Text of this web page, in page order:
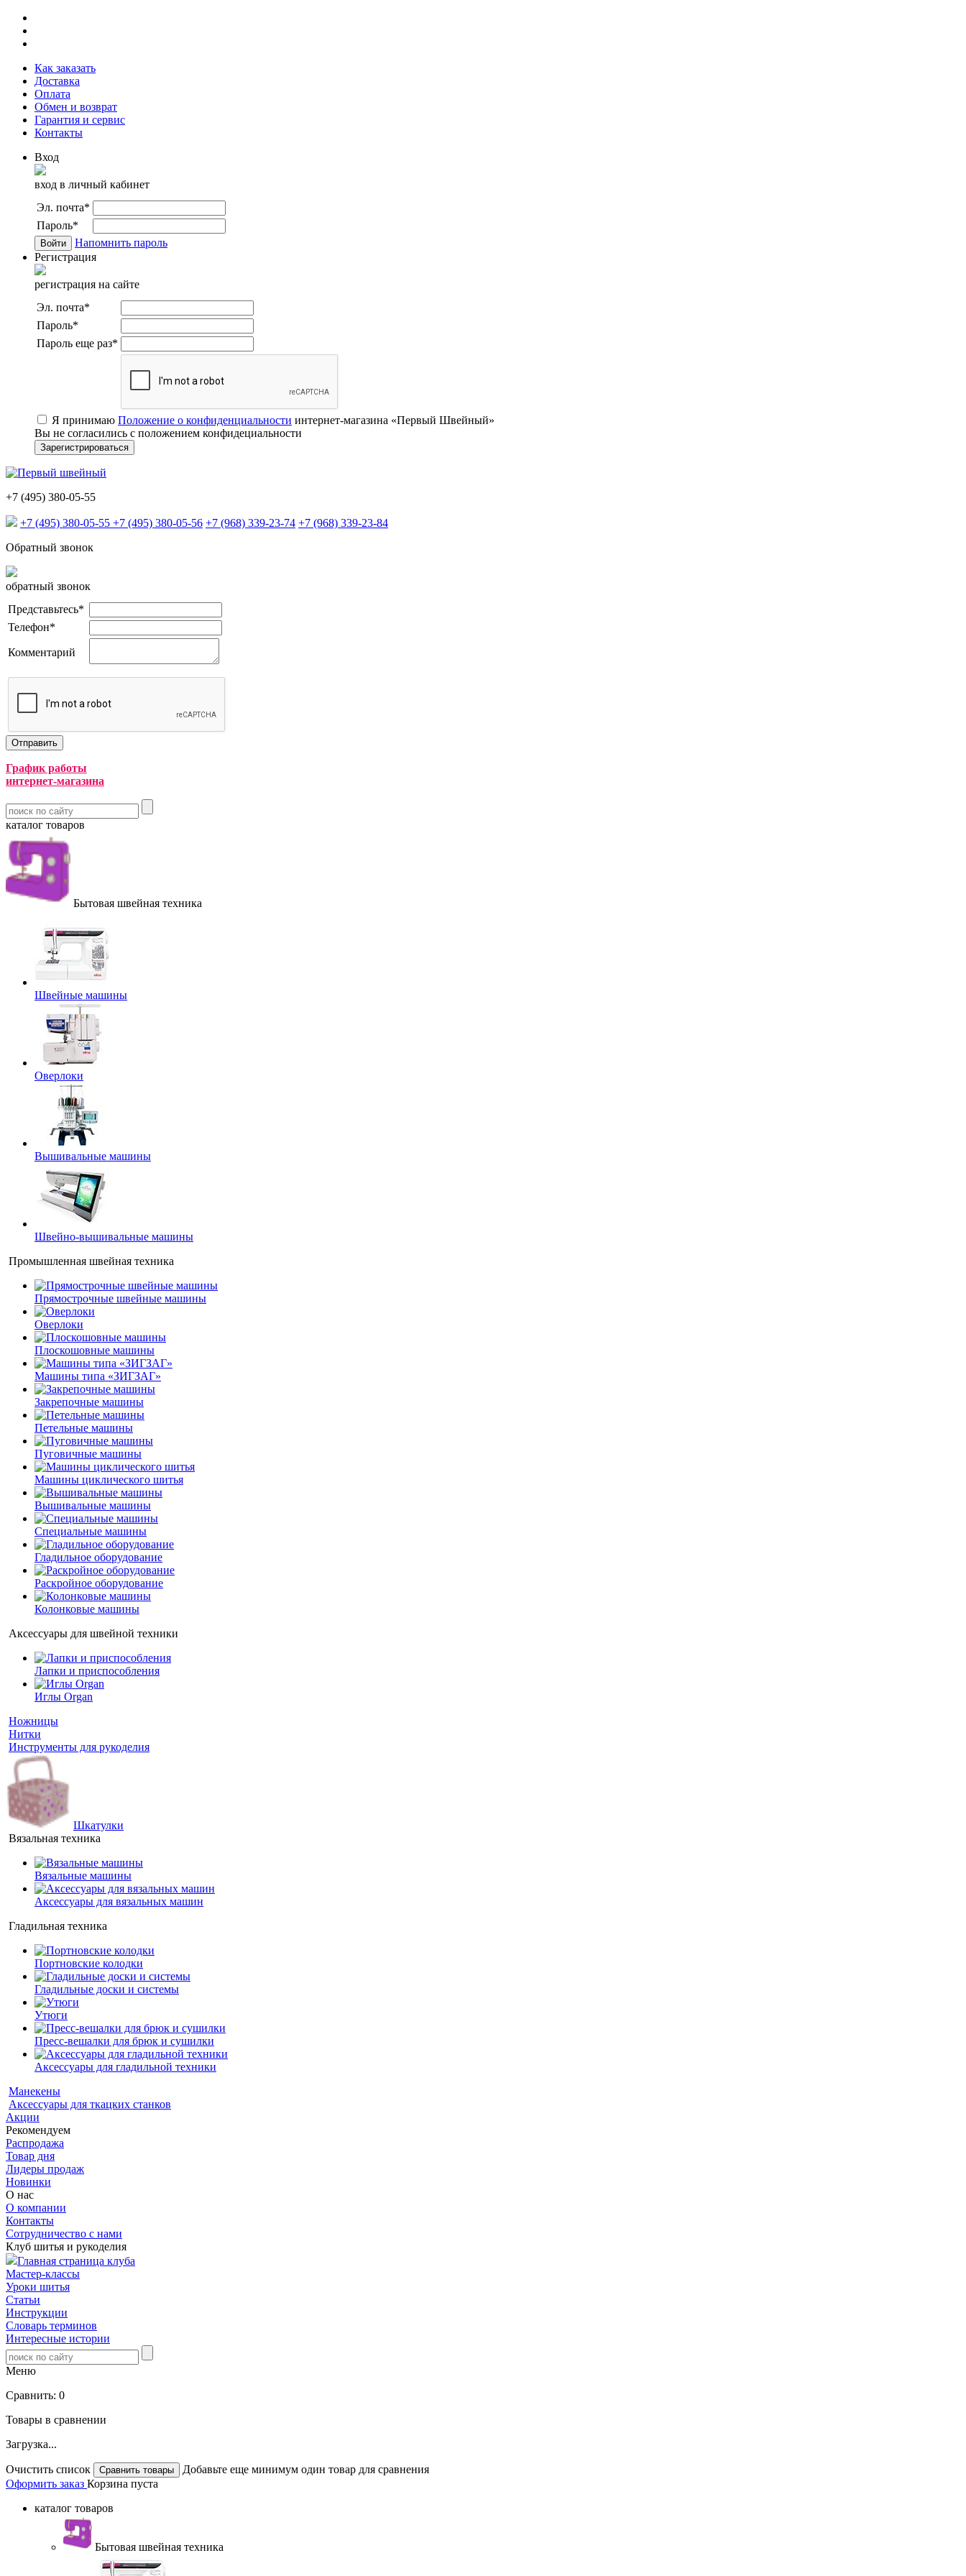
Как заказать
Доставка
Оплата
Обмен и возврат
Гарантия и сервис
Контакты
Вход
вход в личный кабинет
Эл. почта*
Пароль*
Напомнить пароль
Регистрация
регистрация на сайте
Эл. почта*
Пароль*
Пароль еще раз*
Я принимаю Положение о конфиденциальности интернет-магазина «Первый Швейный»
Вы не согласились с положением конфидециальности
+7 (495) 380-05-55
+7 (495) 380-05-55 +7 (495) 380-05-56 +7 (968) 339-23-74 +7 (968) 339-23-84
Обратный звонок
обратный звонок
Представьтесь*
Телефон*
Комментарий
График работы
интернет-магазина
каталог товаров
Бытовая швейная техника
Швейные машины
Оверлоки
Вышивальные машины
Швейно-вышивальные машины
Промышленная швейная техника
Прямострочные швейные машины
Оверлоки
Плоскошовные машины
Машины типа «ЗИГЗАГ»
Закрепочные машины
Петельные машины
Пуговичные машины
Машины циклического шитья
Вышивальные машины
Специальные машины
Гладильное оборудование
Раскройное оборудование
Колонковые машины
Аксессуары для швейной техники
Лапки и приспособления
Иглы Organ
Ножницы
Нитки
Инструменты для рукоделия
Шкатулки
Вязальная техника
Вязальные машины
Аксессуары для вязальных машин
Гладильная техника
Портновские колодки
Гладильные доски и системы
Утюги
Пресс-вешалки для брюк и сушилки
Аксессуары для гладильной техники
Манекены
Аксессуары для ткацких станков
Акции
Рекомендуем
Распродажа
Товар дня
Лидеры продаж
Новинки
О нас
О компании
Контакты
Сотрудничество с нами
Клуб шитья и рукоделия
Главная страница клуба
Мастер-классы
Уроки шитья
Статьи
Инструкции
Словарь терминов
Интересные истории
Меню
Сравнить: 0
Товары в сравнении
Загрузка...
Очистить список
Добавьте еще минимум один товар для сравнения
Оформить заказ Корзина пуста
каталог товаров
Бытовая швейная техника